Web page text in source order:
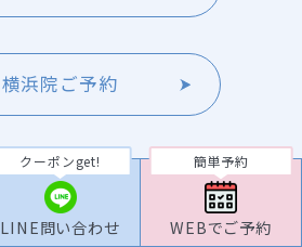
クーポンget!
LINE問い合わせ
簡単予約
WEBでご予約
横浜院ご予約